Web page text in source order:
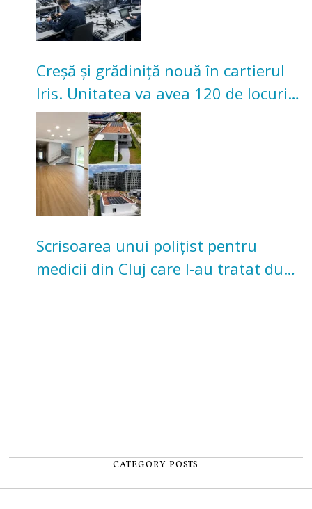
Creșă și grădiniță nouă în cartierul
Iris. Unitatea va avea 120 de locuri
pentru copii
Scrisoarea unui polițist pentru
medicii din Cluj care l-au tratat după
CATEGORY POSTS